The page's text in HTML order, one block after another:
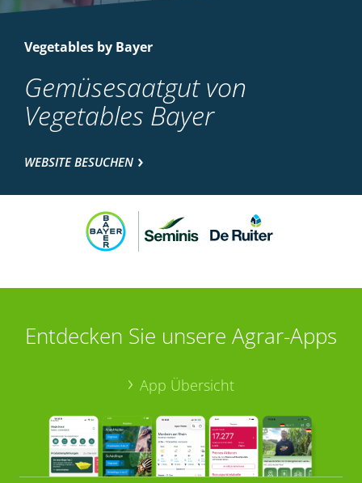
Vegetables by Bayer
Gemüsesaatgut von
Vegetables Bayer
WEBSITE BESUCHEN
Entdecken Sie unsere Agrar-Apps
App Übersicht